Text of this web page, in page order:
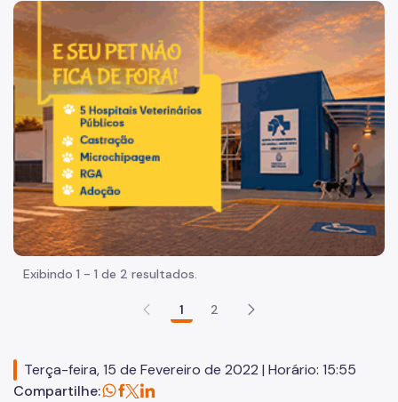
Acesso à Informação
Participação Social
Quadro de Serviços
Organização
Histórico
Dados
Equipamentos Públicos
Infocidade
Plano Regional
Execução Orçamentária
SP Mais Fácil
Imagem de um cachorro caramelo e uma gata rajada,
Exibindo 1 - 1 de 2 resultados.
1 2
Terça-feira, 15 de Fevereiro de 2022 | Horário: 15:55
Compartilhe: